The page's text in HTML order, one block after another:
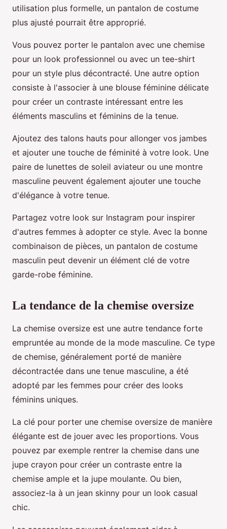
utilisation plus formelle, un pantalon de costume
plus ajusté pourrait être approprié.
Vous pouvez porter le pantalon avec une chemise
pour un look professionnel ou avec un tee-shirt
pour un style plus décontracté. Une autre option
consiste à l'associer à une blouse féminine délicate
pour créer un contraste intéressant entre les
éléments masculins et féminins de la tenue.
Ajoutez des talons hauts pour allonger vos jambes
et ajouter une touche de féminité à votre look. Une
paire de lunettes de soleil aviateur ou une montre
masculine peuvent également ajouter une touche
d'élégance à votre tenue.
Partagez votre look sur Instagram pour inspirer
d'autres femmes à adopter ce style. Avec la bonne
combinaison de pièces, un pantalon de costume
masculin peut devenir un élément clé de votre
garde-robe féminine.
La tendance de la chemise oversize
La chemise oversize est une autre tendance forte
empruntée au monde de la mode masculine. Ce type
de chemise, généralement porté de manière
décontractée dans une tenue masculine, a été
adopté par les femmes pour créer des looks
féminins uniques.
La clé pour porter une chemise oversize de manière
élégante est de jouer avec les proportions. Vous
pouvez par exemple rentrer la chemise dans une
jupe crayon pour créer un contraste entre la
chemise ample et la jupe moulante. Ou bien,
associez-la à un jean skinny pour un look casual
chic.